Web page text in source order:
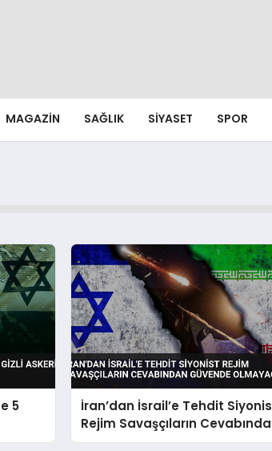
MAGAZIN SAĞLIK SIYASET SPOR
5
İran’dan İsrail’e Tehdit
Rejim Savaşçıların
Güvende Olmayacak